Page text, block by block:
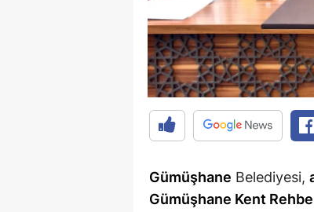
Gümüşhane Belediyesi,
Gümüşhane Kent